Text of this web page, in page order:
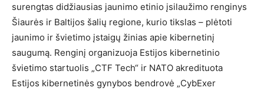
surengtas didžiausias jaunimo etinio įsilaužimo renginys
Šiaurės ir Baltijos šalių regione, kurio tikslas – plėtoti
jaunimo ir švietimo įstaigų žinias apie kibernetinį
saugumą. Renginį organizuoja Estijos kibernetinio
švietimo startuolis „CTF Tech“ ir NATO akredituota
Estijos kibernetinės gynybos bendrovė „CybExer